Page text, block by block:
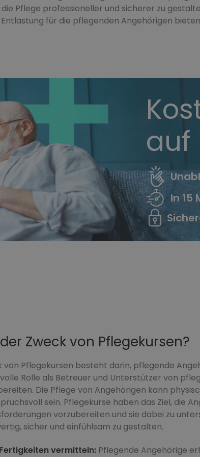
Pflege professioneller und sicherer zu
für die pflegenden Angehörigen
auf
In 15
Zweck von Pflegekursen?
von Pflegekursen besteht darin, pflegende
Rolle als Betreuer und Unterstützer von
Die Pflege von Angehörigen kann
sein. Pflegekurse haben das Ziel, die
vorzubereiten und sie dabei zu
sicher und einfühlsam zu gestalten.
vermitteln: Pflegende Angehörige